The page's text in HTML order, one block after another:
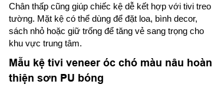
Chân thấp cũng giúp chiếc kệ dễ kết hợp với tivi treo
tường. Mặt kệ có thể dùng để đặt loa, bình decor,
sách nhỏ hoặc giữ trống để tăng vẻ sang trọng cho
khu vực trung tâm.
Mẫu kệ tivi veneer óc chó màu nâu hoàn
thiện sơn PU bóng